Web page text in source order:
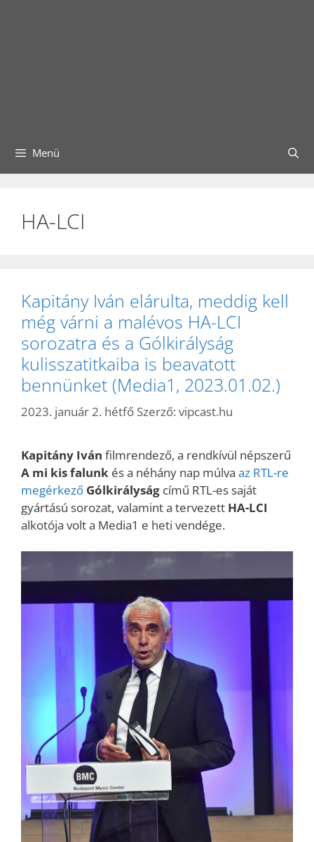
Menü
HA-LCI
Kapitány Iván elárulta, meddig kell
még várni a malévos HA-LCI
sorozatra és a Gólkirályság
kulisszatitkaiba is beavatott
bennünket (Media1, 2023.01.02.)
2023. január 2. hétfő Szerző: vipcast.hu
Kapitány Iván filmrendező, a rendkívül népszerű
A mi kis falunk és a néhány nap múlva az RTL-re
megérkező Gólkirályság című RTL-es saját
gyártású sorozat, valamint a tervezett HA-LCI
alkotója volt a Media1 e heti vendége.